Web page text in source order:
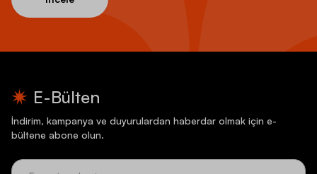
E-Bülten
İndirim, kampanya ve duyurulardan haberdar olmak için e-
bültene abone olun.